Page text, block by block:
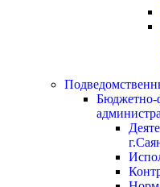
Бюджетно-